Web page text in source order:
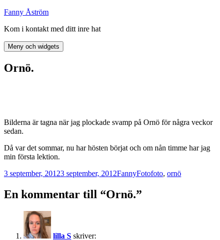
Hoppa
innehåll
Fanny Åström
Kom i kontakt med ditt inre hat
Meny och widgets
Ornö.
Bilderna är tagna när jag plockade svamp på Ornö för några veckor
sedan.
Då var det sommar, nu har hösten börjat och om nån timme har jag
min första lektion.
Postat
3 september, 20123 september, 2012Författare
FannyKategorier
FotoTaggar
foto, ornö
En kommentar till “Ornö.”
lilla S skriver: